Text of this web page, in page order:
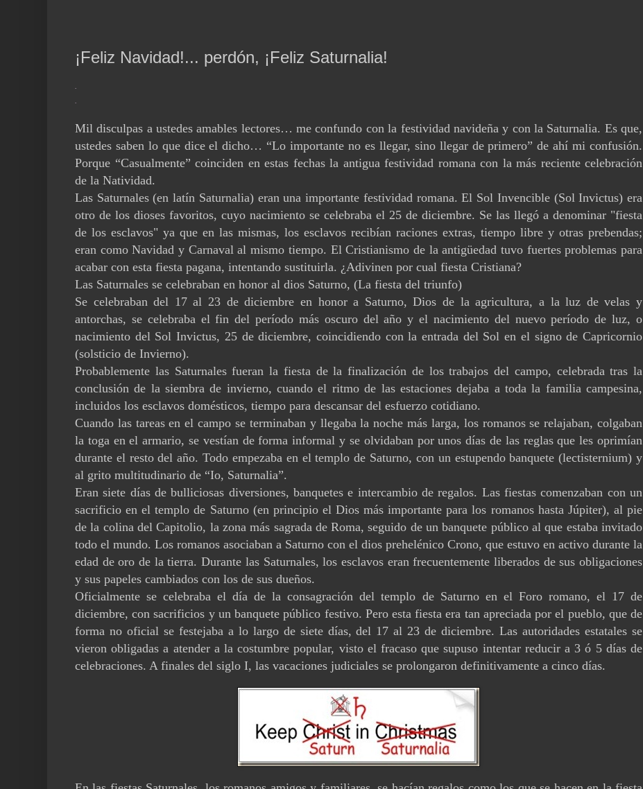
¡Feliz Navidad!... perdón, ¡Feliz Saturnalia!
.
.
Mil disculpas a ustedes amables lectores… me confundo con la festividad navideña y con la Saturnalia. Es que,
ustedes saben lo que dice el dicho… “Lo importante no es llegar, sino llegar de primero” de ahí mi confusión.
Porque “Casualmente” coinciden en estas fechas la antigua festividad romana con la más reciente celebración
de la Natividad.
Las Saturnales (en latín Saturnalia) eran una importante festividad romana. El Sol Invencible (Sol Invictus) era
otro de los dioses favoritos, cuyo nacimiento se celebraba el 25 de diciembre. Se las llegó a denominar "fiesta
de los esclavos" ya que en las mismas, los esclavos recibían raciones extras, tiempo libre y otras prebendas;
eran como Navidad y Carnaval al mismo tiempo. El Cristianismo de la antigüedad tuvo fuertes problemas para
acabar con esta fiesta pagana, intentando sustituirla. ¿Adivinen por cual fiesta Cristiana?
Las Saturnales se celebraban en honor al dios Saturno, (La fiesta del triunfo)
Se celebraban del 17 al 23 de diciembre en honor a Saturno, Dios de la agricultura, a la luz de velas y
antorchas, se celebraba el fin del período más oscuro del año y el nacimiento del nuevo período de luz, o
nacimiento del Sol Invictus, 25 de diciembre, coincidiendo con la entrada del Sol en el signo de Capricornio
(solsticio de Invierno).
Probablemente las Saturnales fueran la fiesta de la finalización de los trabajos del campo, celebrada tras la
conclusión de la siembra de invierno, cuando el ritmo de las estaciones dejaba a toda la familia campesina,
incluidos los esclavos domésticos, tiempo para descansar del esfuerzo cotidiano.
Cuando las tareas en el campo se terminaban y llegaba la noche más larga, los romanos se relajaban, colgaban
la toga en el armario, se vestían de forma informal y se olvidaban por unos días de las reglas que les oprimían
durante el resto del año. Todo empezaba en el templo de Saturno, con un estupendo banquete (lectisternium) y
al grito multitudinario de “Io, Saturnalia”.
Eran siete días de bulliciosas diversiones, banquetes e intercambio de regalos. Las fiestas comenzaban con un
sacrificio en el templo de Saturno (en principio el Dios más importante para los romanos hasta Júpiter), al pie
de la colina del Capitolio, la zona más sagrada de Roma, seguido de un banquete público al que estaba invitado
todo el mundo. Los romanos asociaban a Saturno con el dios prehelénico Crono, que estuvo en activo durante la
edad de oro de la tierra. Durante las Saturnales, los esclavos eran frecuentemente liberados de sus obligaciones
y sus papeles cambiados con los de sus dueños.
Oficialmente se celebraba el día de la consagración del templo de Saturno en el Foro romano, el 17 de
diciembre, con sacrificios y un banquete público festivo. Pero esta fiesta era tan apreciada por el pueblo, que de
forma no oficial se festejaba a lo largo de siete días, del 17 al 23 de diciembre. Las autoridades estatales se
vieron obligadas a atender a la costumbre popular, visto el fracaso que supuso intentar reducir a 3 ó 5 días de
celebraciones. A finales del siglo I, las vacaciones judiciales se prolongaron definitivamente a cinco días.